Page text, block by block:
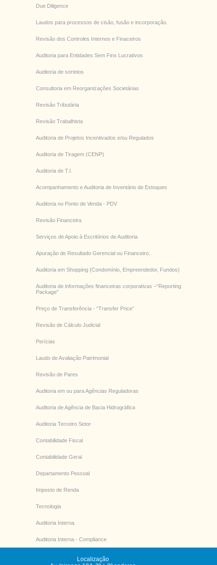
Due Diligence
Laudos para processos de cisão, fusão e incorporação.
Revisão dos Controles Internos e Finaceiros
Auditoria para Entidades Sem Fins Lucrativos
Auditoria de sorteios
Consultoria em Reorganizações Societárias
Revisão Tributária
Revisão Trabalhista
Auditoria de Projetos Incentivados e/ou Regulados
Auditoria de Tiragem (CENP)
Auditoria de T.I.
Acompanhamento e Auditoria de Inventário de Estoques
Auditoria no Ponto de Venda - PDV
Revisão Financeira
Serviços de Apoio à Escritórios de Auditoria
Apuração de Resultado Gerencial ou Financeiro.
Auditoria em Shopping (Condomínio, Empreendedor, Fundos)
Auditoria de informações financeiras corporativas –“Reporting
Package”
Preço de Transferência - “Transfer Price”
Revisão de Cálculo Judicial
Perícias
Laudo de Avaliação Patrimonial
Revisão de Pares
Auditoria em ou para Agências Reguladoras
Auditoria de Agência de Bacia Hidrográfica
Auditoria Terceiro Setor
Contabilidade Fiscal
Contabilidade Geral
Departamento Pessoal
Imposto de Renda
Tecnologia
Auditoria Interna.
Auditoria Interna - Compliance
Localização